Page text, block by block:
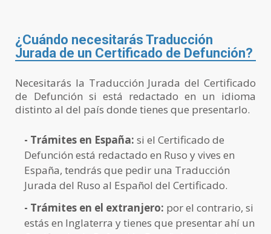
¿Cuándo necesitarás Traducción
Jurada de un Certificado de Defunción?
Necesitarás la Traducción Jurada del Certificado
de Defunción si está redactado en un idioma
distinto al del país donde tienes que presentarlo.
- Trámites en España:si el Certificado de
Defunción está redactado en Ruso y vives en
España, tendrás que pedir una Traducción
Jurada del Ruso al Español del Certificado.
- Trámites en el extranjero: por el contrario, si
estás en Inglaterra y tienes que presentar ahí un